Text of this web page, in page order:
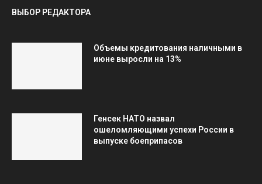
ВЫБОР РЕДАКТОРА
Объемы кредитования наличными в
июне выросли на 13%
Генсек НАТО назвал
ошеломляющими успехи России в
выпуске боеприпасов